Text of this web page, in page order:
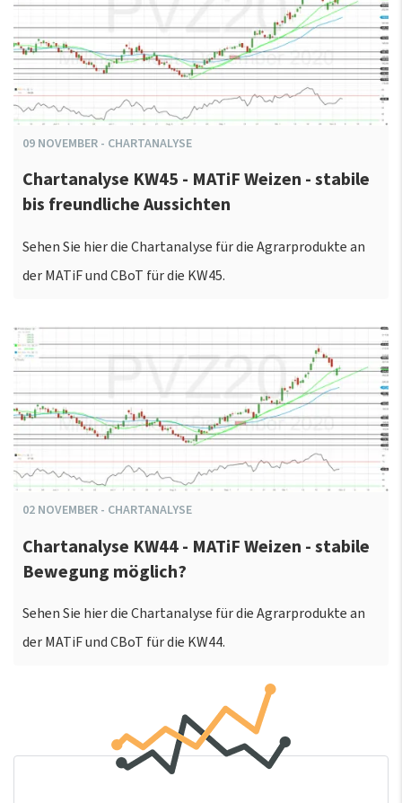
09 NOVEMBER - CHARTANALYSE
Chartanalyse KW45 - MATiF Weizen - stabile
bis freundliche Aussichten
Sehen Sie hier die Chartanalyse für die Agrarprodukte an
der MATiF und CBoT für die KW45.
02 NOVEMBER - CHARTANALYSE
Chartanalyse KW44 - MATiF Weizen - stabile
Bewegung möglich?
Sehen Sie hier die Chartanalyse für die Agrarprodukte an
der MATiF und CBoT für die KW44.